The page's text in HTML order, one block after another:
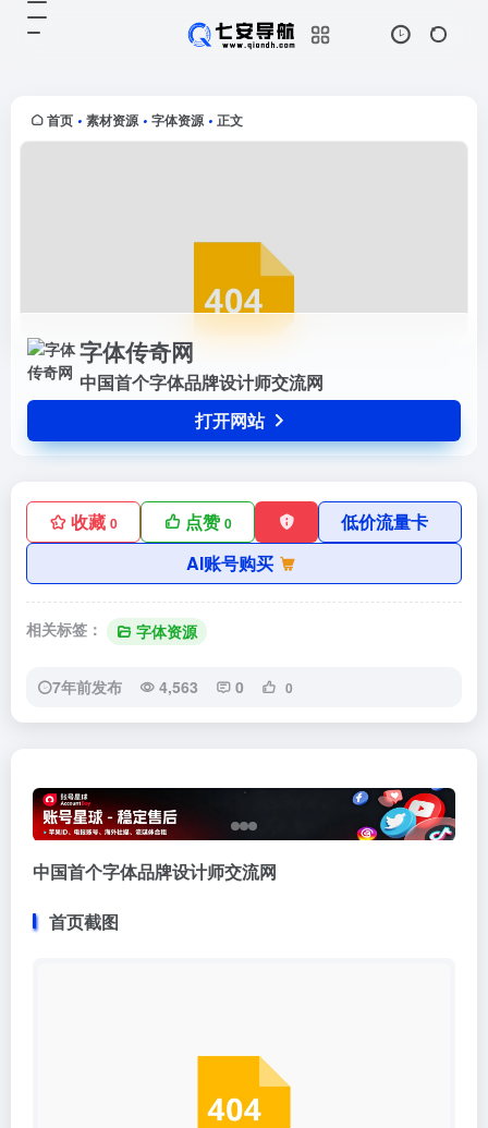
首页 • 素材资源 • 字体资源 • 正文
字体传奇网
中国首个字体品牌设计师交流网
打开网站
收藏 0 点赞0
低价流量卡
AI账号购买
相关标签： 字体资源
7年前发布 4,563 0 0
中国首个字体品牌设计师交流网
首页截图